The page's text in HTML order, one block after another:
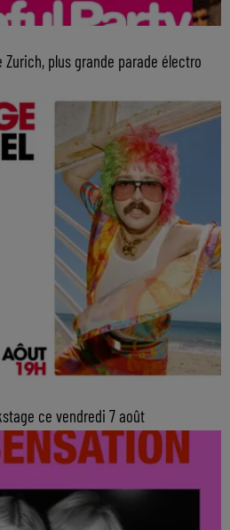
Zurich, plus grande parade électro
ce vendredi 7 août